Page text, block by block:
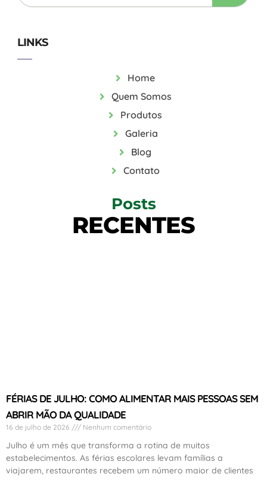
LINKS
Home
Quem Somos
Produtos
Galeria
Blog
Contato
Posts
RECENTES
FÉRIAS DE JULHO: COMO ALIMENTAR MAIS PESSOAS SEM
ABRIR MÃO DA QUALIDADE
16 de julho de 2026 Nenhum comentário
Julho é um mês que transforma a rotina de muitos
estabelecimentos. As férias escolares levam famílias a
viajarem, restaurantes recebem um número maior de clientes